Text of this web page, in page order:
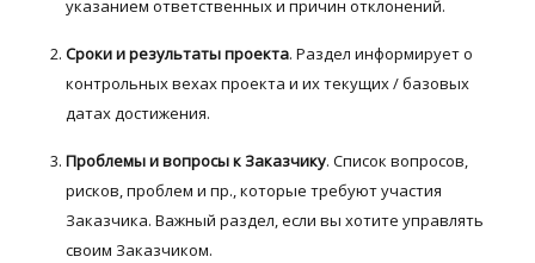
указанием ответственных и причин отклонений.
Сроки и результаты проекта. Раздел информирует о
контрольных вехах проекта и их текущих / базовых
датах достижения.
Проблемы и вопросы к Заказчику. Список вопросов,
рисков, проблем и пр., которые требуют участия
Заказчика. Важный раздел, если вы хотите управлять
своим Заказчиком.